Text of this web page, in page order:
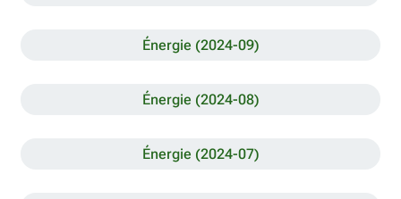
Énergie (2024-09)
Énergie (2024-08)
Énergie (2024-07)